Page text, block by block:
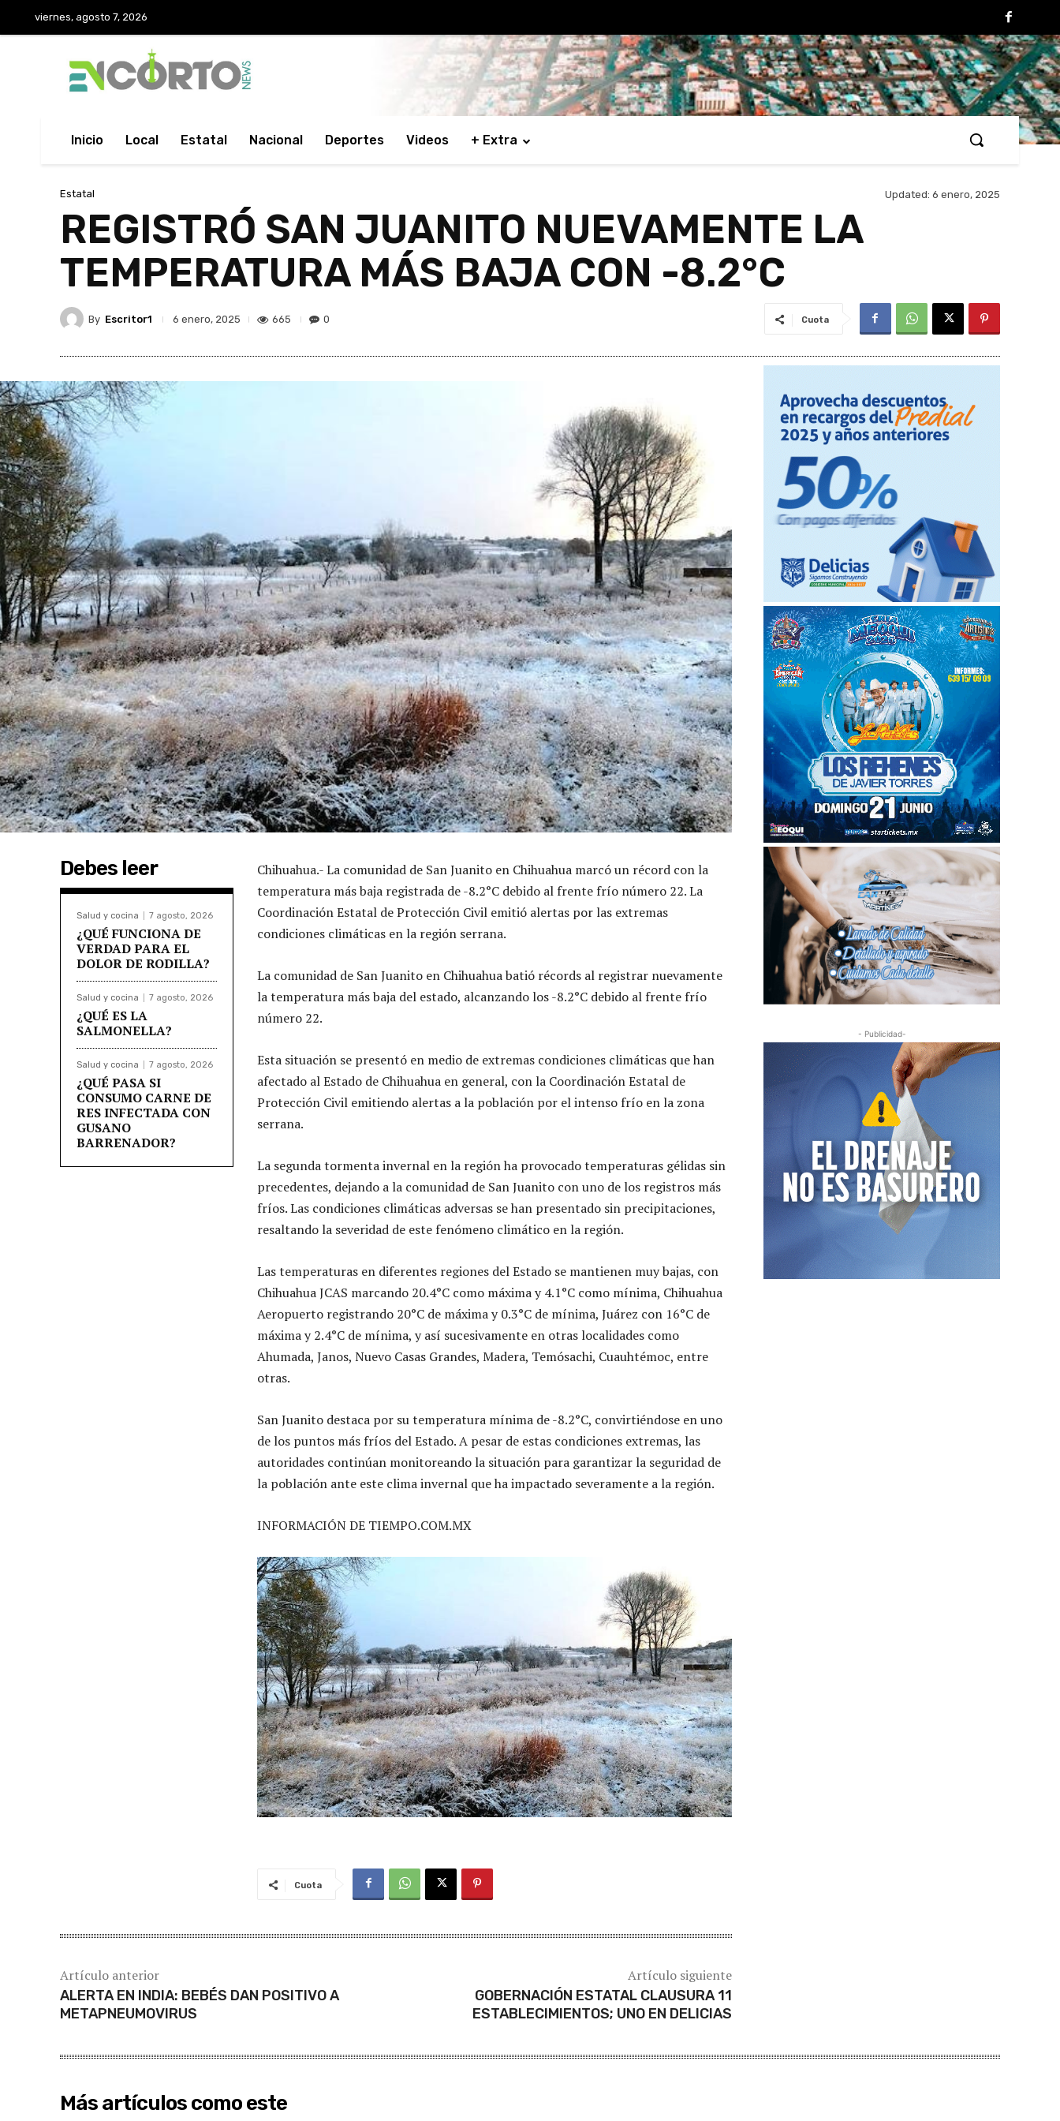
viernes, agosto 7, 2026
Inicio Local Estatal Nacional Deportes Videos + Extra
Estatal Updated: 6 enero, 2025
REGISTRÓ SAN JUANITO NUEVAMENTE LA
TEMPERATURA MÁS BAJA CON -8.2°C
By Escritor1 6 enero, 2025 665 0 Cuota
Debes leer
Salud y cocina 7 agosto, 2026
¿QUÉ FUNCIONA DE
VERDAD PARA EL
DOLOR DE RODILLA?
Salud y cocina 7 agosto, 2026
¿QUÉ ES LA
SALMONELLA?
Salud y cocina 7 agosto, 2026
¿QUÉ PASA SI
CONSUMO CARNE DE
RES INFECTADA CON
GUSANO
BARRENADOR?
Chihuahua.- La comunidad de San Juanito en Chihuahua marcó un récord con la
temperatura más baja registrada de -8.2°C debido al frente frío número 22. La
Coordinación Estatal de Protección Civil emitió alertas por las extremas
condiciones climáticas en la región serrana.
La comunidad de San Juanito en Chihuahua batió récords al registrar nuevamente
la temperatura más baja del estado, alcanzando los -8.2°C debido al frente frío
número 22.
Esta situación se presentó en medio de extremas condiciones climáticas que han
afectado al Estado de Chihuahua en general, con la Coordinación Estatal de
Protección Civil emitiendo alertas a la población por el intenso frío en la zona
serrana.
La segunda tormenta invernal en la región ha provocado temperaturas gélidas sin
precedentes, dejando a la comunidad de San Juanito con uno de los registros más
fríos. Las condiciones climáticas adversas se han presentado sin precipitaciones,
resaltando la severidad de este fenómeno climático en la región.
Las temperaturas en diferentes regiones del Estado se mantienen muy bajas, con
Chihuahua JCAS marcando 20.4°C como máxima y 4.1°C como mínima, Chihuahua
Aeropuerto registrando 20°C de máxima y 0.3°C de mínima, Juárez con 16°C de
máxima y 2.4°C de mínima, y así sucesivamente en otras localidades como
Ahumada, Janos, Nuevo Casas Grandes, Madera, Temósachi, Cuauhtémoc, entre
otras.
San Juanito destaca por su temperatura mínima de -8.2°C, convirtiéndose en uno
de los puntos más fríos del Estado. A pesar de estas condiciones extremas, las
autoridades continúan monitoreando la situación para garantizar la seguridad de
la población ante este clima invernal que ha impactado severamente a la región.
INFORMACIÓN DE TIEMPO.COM.MX
Cuota
Artículo anterior
ALERTA EN INDIA: BEBÉS DAN POSITIVO A
METAPNEUMOVIRUS
Artículo siguiente
GOBERNACIÓN ESTATAL CLAUSURA 11
ESTABLECIMIENTOS; UNO EN DELICIAS
- Publicidad-
Más artículos como este